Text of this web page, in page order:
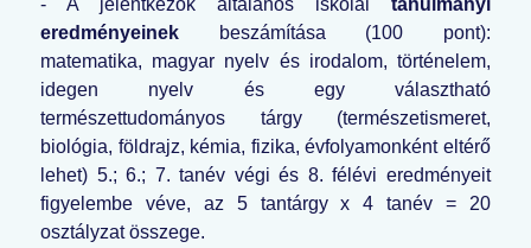
- A jelentkezők általános iskolai tanulmányi
eredményeinek beszámítása (100 pont):
matematika, magyar nyelv és irodalom, történelem,
idegen nyelv és egy választható
természettudományos tárgy (természetismeret,
biológia, földrajz, kémia, fizika, évfolyamonként eltérő
lehet) 5.; 6.; 7. tanév végi és 8. félévi eredményeit
figyelembe véve, az 5 tantárgy x 4 tanév = 20
osztályzat összege.